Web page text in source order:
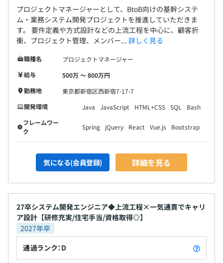
SES事業は着任先プロジェクトによって環境は異なります
が、どの案件でもチームの雰囲気は良く、数年継続してい
る案件が多数あります。
受託案件の場合は、開発効率およびセキュリティを重視
し、SpringSecurityを活用する方針に絞っています。
の開発を行っています。
半期ごとに個別目標を設定頂き、期末に個別目標と人事考
課８項目の実績をもとに10段階で評価を行います。
目標設定は、面談を実施し決定をしているため、本人のス
キルとに合わせた目標設定を行います。
評価については、本人のコメントも考慮した上で、1次評
価者と最終評価者の複数人で評価を行うことにより、より
客観的で正当な評価制度にしています。
※社員の等級ごとに評価ウェイトが変わります。
プロジェクトマネージャーとして、BtoB向けの基幹システ
ム・業務システム開発プロジェクトを推進していただきま
す。 要件定義や方式設計などの上流工程を中心に、顧客折
衝、プロジェクト管理、メンバー... 詳しく見る
職種名
プロジェクトマネージャー
給与
500万 〜 800万円
勤務地
東京都新宿区西新宿7-17-7
開発環境
Java JavaScript HTML+CSS SQL
Bash
フレームワー
ク
Spring jQuery React Vue.js Bootstrap
気になる(会員登録) 詳細を見る
27卒システム開発エンジニア◆上流工程×一気通貫でキャリ
ア設計【研修充実/住宅手当/資格取得◎】
2027年卒
通過ランク：D